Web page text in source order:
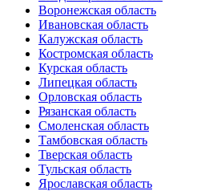
Воронежская область
Ивановская область
Калужская область
Костромская область
Курская область
Липецкая область
Орловская область
Рязанская область
Смоленская область
Тамбовская область
Тверская область
Тульская область
Ярославская область